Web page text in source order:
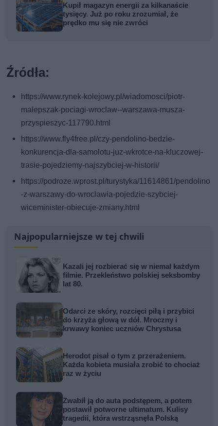
Kupił magazyn energii za kilkanaście
tysięcy. Już po roku zrozumiał, że
prędko mu się nie zwróci
Źródła:
https://www.rynek-kolejowy.pl/wiadomosci/piotr-
malepszak-pociagi-wroclaw--warszawa-musza-
przyspieszyc-117790.html
https://www.fly4free.pl/czy-pendolino-bedzie-
konkurencja-dla-samolotu-juz-wkrotce-na-kluczowej-
trasie-pojedziemy-najszybciej-w-historii/
https://podroze.wprost.pl/turystyka/11614861/pendolino
-z-warszawy-do-wroclawia-pojedzie-szybciej-
wiceminister-obiecuje-zmiany.html
Najpopularniejsze w tej chwili
Kazali jej rozbierać się w niemal każdym
filmie. Przekleństwo polskiej seksbomby
lat 80.
Odarci ze skóry, rozcięci piłą i przybici
do krzyża głową w dół. Mroczny i
krwawy koniec uczniów Chrystusa
Herodot pisał o tym z przerażeniem.
Każda kobieta musiała zrobić to chociaż
raz w życiu
Zwabił ją do auta podstępem, a potem
postawił potworne ultimatum. Kulisy
tragedii, która wstrząsnęła Polską